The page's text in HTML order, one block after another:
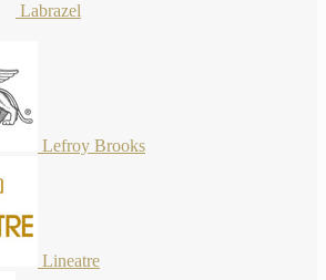
Labrazel
Lefroy Brooks
Lineatre